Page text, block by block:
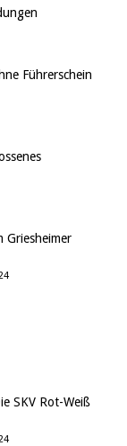
Führerschein
Griesheimer
SKV Rot-Weiß